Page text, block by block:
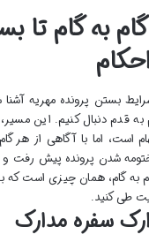
به گام تا
بستن پرونده مهریه
قدم دنبال کنیم. این مسیر،
است، اما با آگاهی از هر
شدن پرونده پیش رفت
به گام، همان چیزی است
طی کنید.
سفره مدارک